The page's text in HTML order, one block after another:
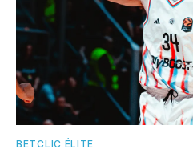
BETCLIC ÉLITE